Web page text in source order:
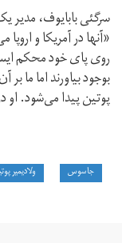
سرگئی بابایوف، مدیر
«آنها در آمریکا و اروپا
روی پای خود محکم
بوجود بیاورند اما
پوتین پیدا می‌شود. او
جاسوس ولادیمیر